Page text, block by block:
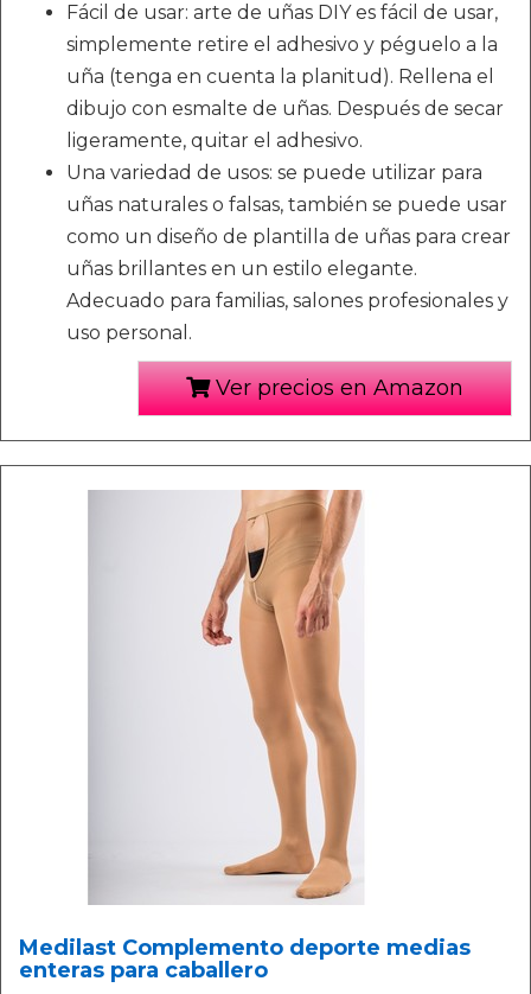
Fácil de usar: arte de uñas DIY es fácil de usar,
simplemente retire el adhesivo y péguelo a la
uña (tenga en cuenta la planitud). Rellena el
dibujo con esmalte de uñas. Después de secar
ligeramente, quitar el adhesivo.
Una variedad de usos: se puede utilizar para
uñas naturales o falsas, también se puede usar
como un diseño de plantilla de uñas para crear
uñas brillantes en un estilo elegante.
Adecuado para familias, salones profesionales y
uso personal.
Ver precios en Amazon
Medilast Complemento deporte medias
enteras para caballero